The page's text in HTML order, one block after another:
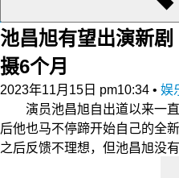
池昌旭有望出演新
摄6个月
2023年11月15日 pm10:34 • 娱
演员池昌旭自出道以来一直
后他也马不停蹄开始自己的全
之后反馈不理想，但池昌旭没